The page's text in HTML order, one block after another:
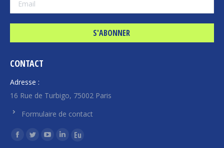
CONTACT
Adresse :
16 Rue de Turbigo, 75002 Paris
Formulaire de contact
Trouvez nous sur :
La
La
La
La
La